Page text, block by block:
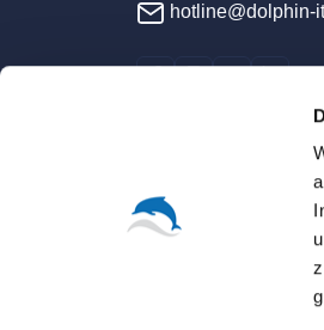
hotline@dolphin-
Sofern nicht